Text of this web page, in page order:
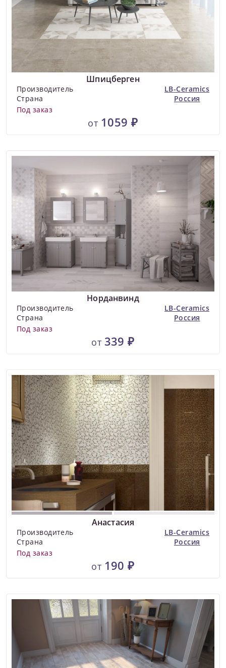
Шпицберген
Производитель
LB-Ceramics
Страна
Россия
Под заказ
от 1059 ₽
Норданвинд
Производитель
LB-Ceramics
Страна
Россия
Под заказ
от 339 ₽
Анастасия
Производитель
LB-Ceramics
Страна
Россия
Под заказ
от 190 ₽